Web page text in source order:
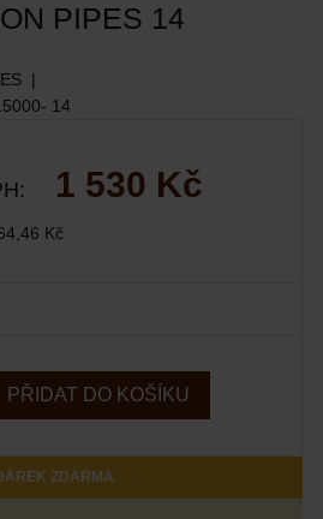
PIPES 14
14
1 530 Kč
Kč
PŘIDAT DO KOŠÍKU
ZDARMA